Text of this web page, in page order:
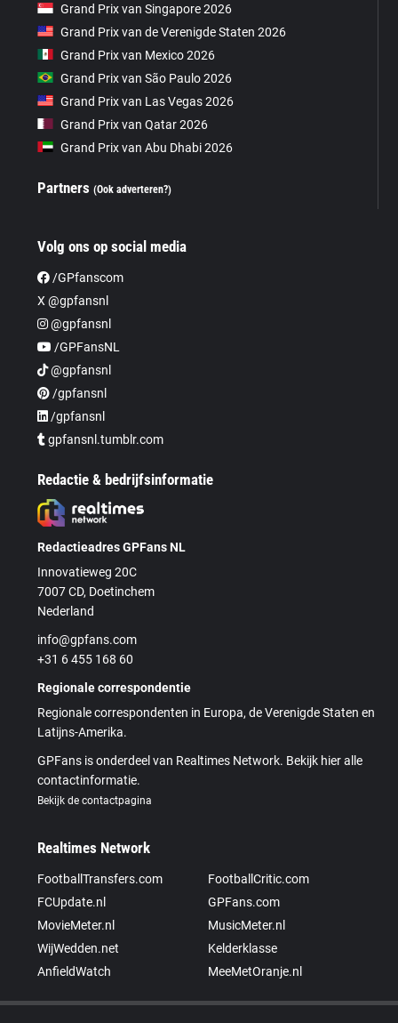
Grand Prix van Singapore 2026
Grand Prix van de Verenigde Staten 2026
Grand Prix van Mexico 2026
Grand Prix van São Paulo 2026
Grand Prix van Las Vegas 2026
Grand Prix van Qatar 2026
Grand Prix van Abu Dhabi 2026
Partners(Ook adverteren?)
Volg ons op social media
/GPfanscom
X @gpfansnl
@gpfansnl
/GPFansNL
@gpfansnl
/gpfansnl
/gpfansnl
gpfansnl.tumblr.com
Redactie & bedrijfsinformatie
Redactieadres GPFans NL
Innovatieweg 20C
7007 CD, Doetinchem
Nederland
info@gpfans.com
+31 6 455 168 60
Regionale correspondentie
Regionale correspondenten in Europa, de Verenigde Staten en
Latijns-Amerika.
GPFans is onderdeel van Realtimes Network. Bekijk hier alle
contactinformatie.
Bekijk de contactpagina
Realtimes Network
FootballTransfers.com
FootballCritic.com
FCUpdate.nl
GPFans.com
MovieMeter.nl
MusicMeter.nl
WijWedden.net
Kelderklasse
AnfieldWatch
MeeMetOranje.nl